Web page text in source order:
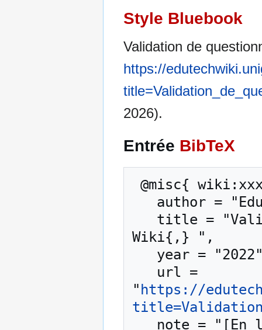
Style Bluebook
Validation de
https://
2026).
Entrée BibTeX
Wiki{,} ",
" https://